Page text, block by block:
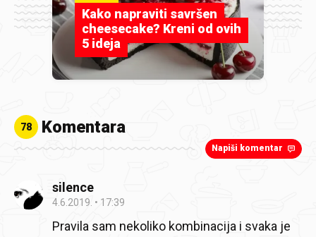
Kako napraviti savršen
cheesecake? Kreni od ovih
5 ideja
78 Komentara
Napiši komentar
silence
4.6.2019. 17:39
Pravila sam nekoliko kombinacija i svaka je